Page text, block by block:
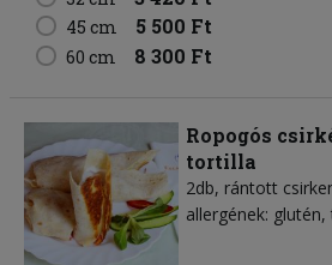
45 cm 5 500 Ft
60 cm 8 300 Ft
Ropogós
tortilla
2db, rántott
allergének: